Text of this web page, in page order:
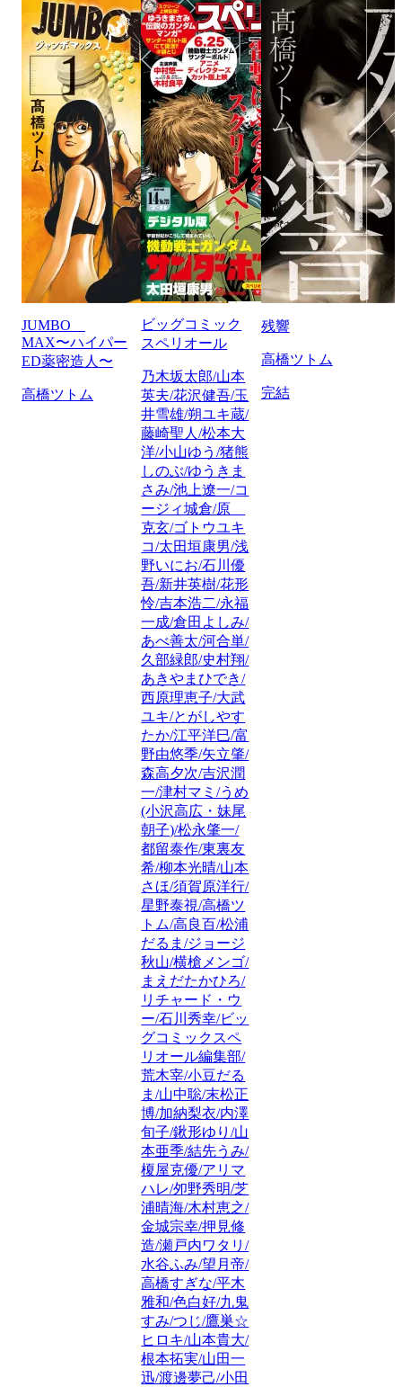
JUMBO
MAX〜ハイパー
ED薬密造人〜
高橋ツトム
ビッグコミック
スペリオール
乃木坂太郎/山本
英夫/花沢健吾/玉
井雪雄/朔ユキ蔵/
藤崎聖人/松本大
洋/小山ゆう/猪熊
しのぶ/ゆうきま
さみ/池上遼一/コ
ージィ城倉/原
克玄/ゴトウユキ
コ/太田垣康男/浅
野いにお/石川優
吾/新井英樹/花形
怜/吉本浩二/永福
一成/倉田よしみ/
あべ善太/河合単/
久部緑郎/史村翔/
あきやまひでき/
西原理恵子/大武
ユキ/とがしやす
たか/江平洋巳/富
野由悠季/矢立肇/
森高夕次/吉沢潤
一/津村マミ/うめ
(小沢高広・妹尾
朝子)/松永肇一/
都留泰作/東裏友
希/柳本光晴/山本
さほ/須賀原洋行/
星野泰視/高橋ツ
トム/高良百/松浦
だるま/ジョージ
秋山/横槍メンゴ/
まえだたかひろ/
リチャード・ウ
ー/石川秀幸/ビッ
グコミックスペ
リオール編集部/
荒木宰/小豆だる
ま/山中聡/末松正
博/加納梨衣/内澤
旬子/鍬形ゆり/山
本亜季/結先うみ/
榎屋克優/アリマ
ハレ/夘野秀明/芝
浦晴海/木村恵之/
金城宗幸/押見修
造/瀬戸内ワタリ/
水谷ふみ/望月帝/
高橋すぎな/平木
雅和/色白好/九鬼
すみ/つじ/鷹巣☆
ヒロキ/山本貴大/
根本拓実/山田一
迅/渡邊夢己/小田
残響
高橋ツトム
完結